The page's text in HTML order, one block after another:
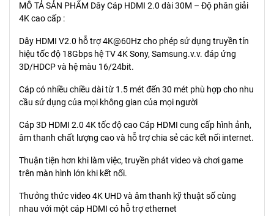
MÔ TẢ SẢN PHẨM Dây Cáp HDMI 2.0 dài 30M – Độ phân giải
4K cao cấp :
Dây HDMI V2.0 hỗ trợ 4K@60Hz cho phép sử dụng truyền tín
hiệu tốc độ 18Gbps hệ TV 4K Sony, Samsung.v.v. đáp ứng
3D/HDCP và hệ màu 16/24bit.
Cáp có nhiều chiều dài từ 1.5 mét đến 30 mét phù hợp cho nhu
cầu sử dụng của mọi không gian của mọi người
Cáp 3D HDMI 2.0 4K tốc độ cao Cáp HDMI cung cấp hình ảnh,
âm thanh chất lượng cao và hỗ trợ chia sẻ các kết nối internet.
Thuận tiện hơn khi làm việc, truyền phát video và chơi game
trên màn hình lớn khi kết nối.
Thưởng thức video 4K UHD và âm thanh kỹ thuật số cùng
nhau với một cáp HDMI có hỗ trợ ethernet